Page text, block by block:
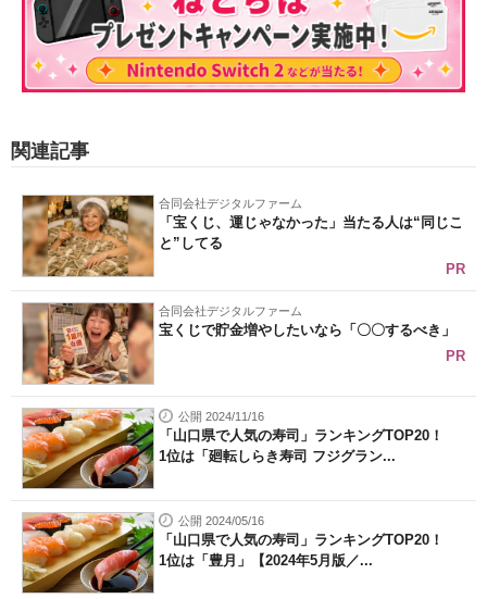
関連記事
合同会社デジタルファーム
「宝くじ、運じゃなかった」当たる人は“同じこ
と”してる
PR
合同会社デジタルファーム
宝くじで貯金増やしたいなら「〇〇するべき」
PR
公開 2024/11/16
「山口県で人気の寿司」ランキングTOP20！
1位は「廻転しらき寿司 フジグラン...
公開 2024/05/16
「山口県で人気の寿司」ランキングTOP20！
1位は「豊月」【2024年5月版／...